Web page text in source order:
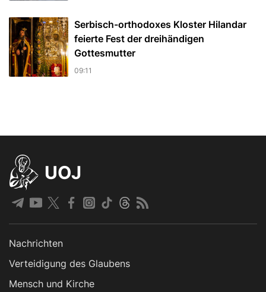
Serbisch-orthodoxes Kloster Hilandar
feierte Fest der dreihändigen
Gottesmutter
09:11
UOJ
Nachrichten
Verteidigung des Glaubens
Mensch und Kirche